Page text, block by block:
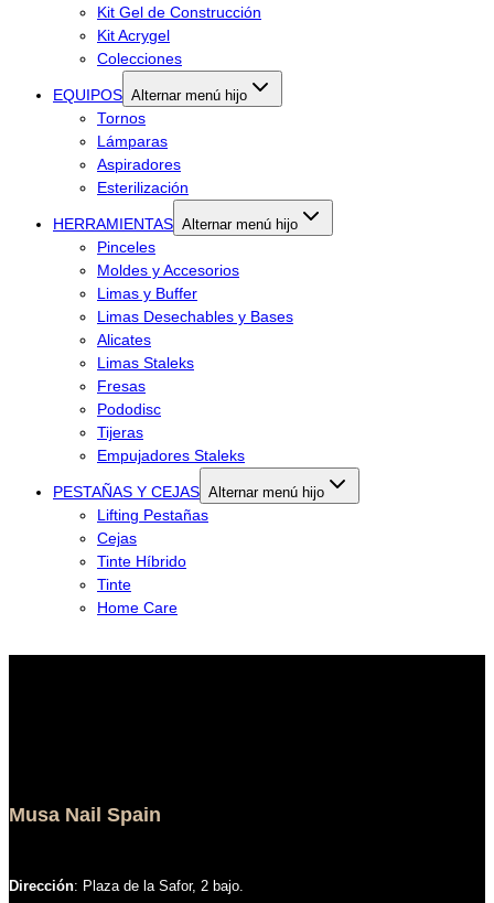
Kit Gel de Construcción
Kit Acrygel
Colecciones
EQUIPOS Alternar menú hijo
Tornos
Lámparas
Aspiradores
Esterilización
HERRAMIENTAS Alternar menú hijo
Pinceles
Moldes y Accesorios
Limas y Buffer
Limas Desechables y Bases
Alicates
Limas Staleks
Fresas
Pododisc
Tijeras
Empujadores Staleks
PESTAÑAS Y CEJAS Alternar menú hijo
Lifting Pestañas
Cejas
Tinte Híbrido
Tinte
Home Care
Musa Nail Spain
Dirección: Plaza de la Safor, 2 bajo.